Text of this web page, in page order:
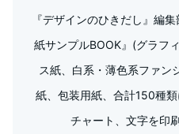
『デザインのひきだし』編
紙サンプルBOOK』(グラフ
ス紙、白系・薄色系ファン
紙、包装用紙、合計150種
チャート、文字を印